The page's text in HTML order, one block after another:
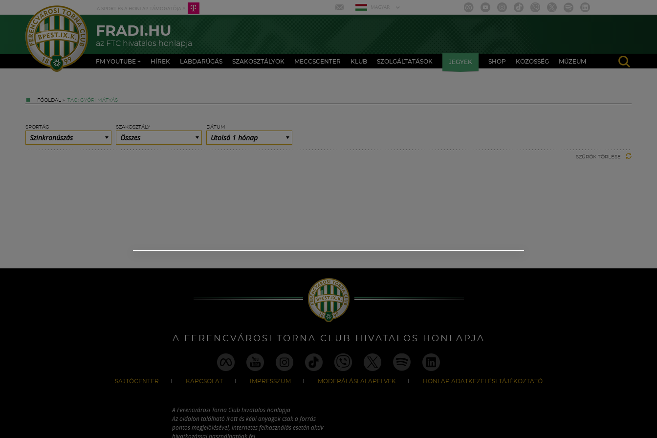
MAGYAR
FRADI.HU
az FTC hivatalos honlapja
FM YOUTUBE + HÍREK LABDARÚGÁS SZAKOSZTÁLYOK MECCSCENTER KLUB SZOLGÁLTATÁSOK JEGYEK SHOP KÖZÖSSÉG MÚZEUM
FŐOLDAL » TAG: GYŐRI MÁTYÁS
SPORTÁG
Szinkronúszás
SZAKOSZTÁLY
Összes
DÁTUM
Utolsó 1 hónap
SZŰRŐK TÖRLÉSE
A FERENCVÁROSI TORNA CLUB HIVATALOS HONLAPJA
SAJTÓCENTER KAPCSOLAT IMPRESSZUM MODERÁLÁSI ALAPELVEK HONLAP ADATKEZELÉSI TÁJÉKOZTATÓ
A Ferencvárosi Torna Club hivatalos honlapja
Az oldalon található írott és képi anyagok csak a forrás
pontos megjelölésével, internetes felhasználás esetén aktív
hivatkozással használhatóak fel.